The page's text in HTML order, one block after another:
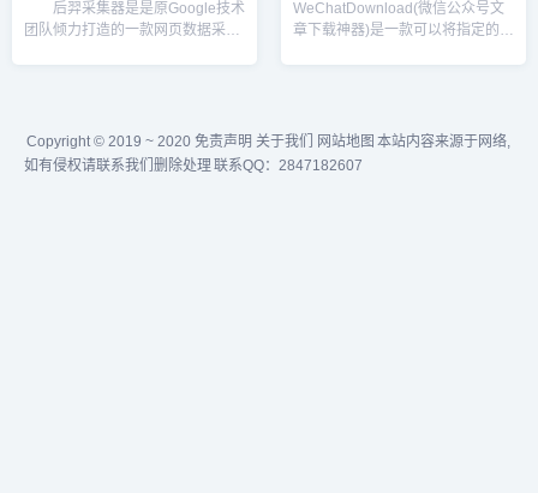
后羿采集器是是原Google技术
团队倾力打造的一款网页数据采集
示...
WeChatDownload(微信公众号文
章下载神器)是一款可以将指定的微
下载...
Copyright © 2019 ~ 2020 免责声明 关于我们 网站地图 本站内容来源于网络,
如有侵权请联系我们删除处理 联系QQ：2847182607